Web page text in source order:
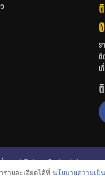
ร
ติ
เ
ยว วีดีโอรีวิว
ไอเดียแต่งบ้าน
ายละเอียดได้ที่ นโยบายความเป็